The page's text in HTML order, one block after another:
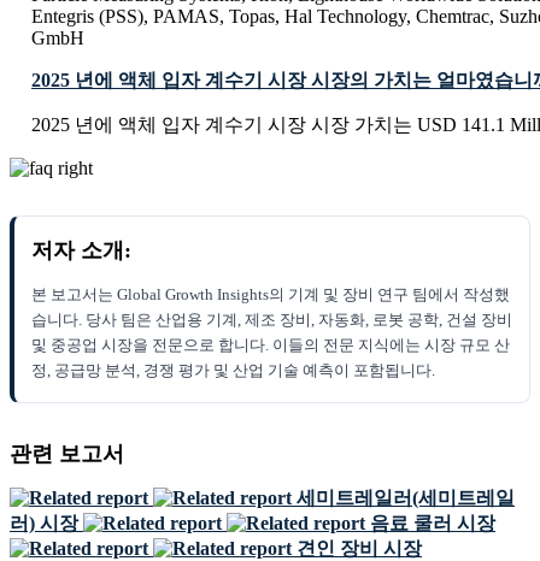
Entegris (PSS), PAMAS, Topas, Hal Technology, Chemtrac,
GmbH
2025 년에 액체 입자 계수기 시장 시장의 가치는 얼마였습니
2025 년에 액체 입자 계수기 시장 시장 가치는 USD 141.1
저자 소개:
본 보고서는 Global Growth Insights의 기계 및 장비 연구 팀에서 작성했
습니다. 당사 팀은 산업용 기계, 제조 장비, 자동화, 로봇 공학, 건설 장비
및 중공업 시장을 전문으로 합니다. 이들의 전문 지식에는 시장 규모 산
정, 공급망 분석, 경쟁 평가 및 산업 기술 예측이 포함됩니다.
관련 보고서
세미트레일러(세미트레일
러) 시장
음료 쿨러 시장
견인 장비 시장